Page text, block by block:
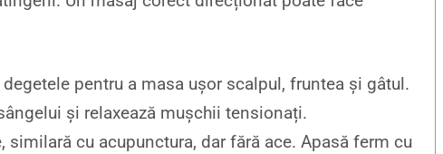
pentru a masa ușor scalpul, fruntea și gâtul.
și relaxează mușchii tensionați.
similară cu acupunctura, dar fără ace. Apasă ferm cu